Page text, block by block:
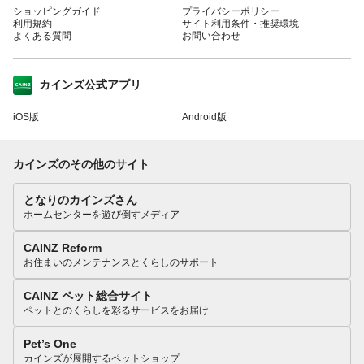
ショッピングガイド
利用規約
よくある質問
プライバシーポリシー
サイト利用条件・推奨環境
お問い合わせ
カインズ公式アプリ
iOS版 Android版
カインズのその他のサイト
となりのカインズさん
ホームセンターを遊び倒すメディア
CAINZ Reform
お住まいのメンテナンスとくらしのサポート
CAINZ ペット総合サイト
ペットとのくらしを彩るサービスをお届け
Pet’s One
カインズが展開するペットショップ